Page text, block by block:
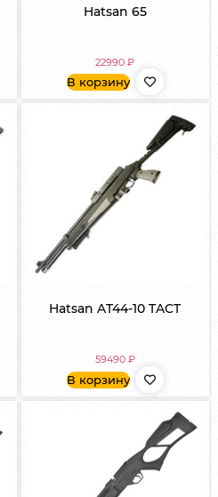
Hatsan 65
22990₽
В корзину
Hatsan AT44-10 TACT
59490 ₽
В корзину